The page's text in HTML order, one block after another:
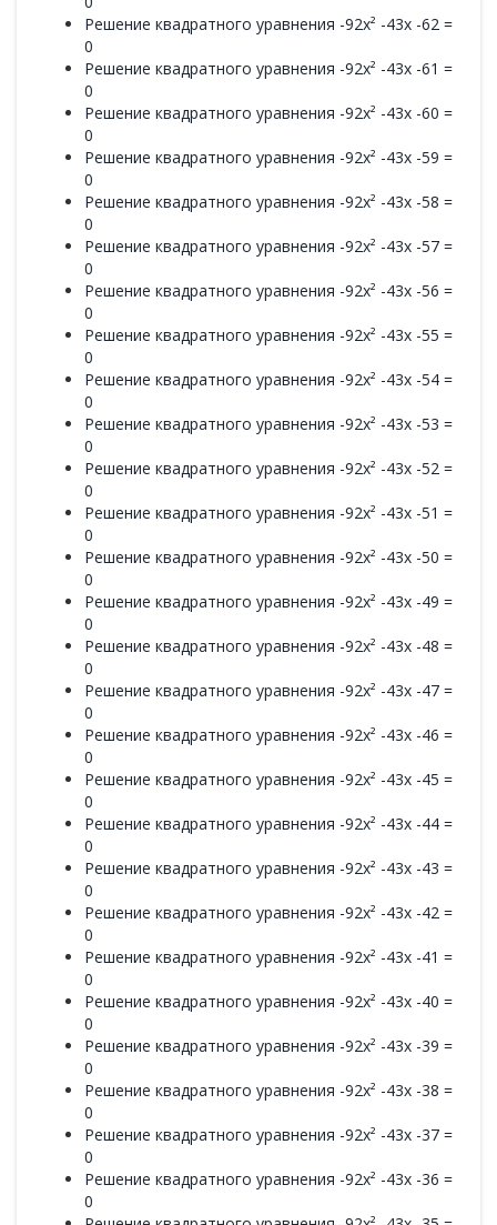
Решение квадратного уравнения -92x² -43x -62 =
0
Решение квадратного уравнения -92x² -43x -61 =
0
Решение квадратного уравнения -92x² -43x -60 =
0
Решение квадратного уравнения -92x² -43x -59 =
0
Решение квадратного уравнения -92x² -43x -58 =
0
Решение квадратного уравнения -92x² -43x -57 =
0
Решение квадратного уравнения -92x² -43x -56 =
0
Решение квадратного уравнения -92x² -43x -55 =
0
Решение квадратного уравнения -92x² -43x -54 =
0
Решение квадратного уравнения -92x² -43x -53 =
0
Решение квадратного уравнения -92x² -43x -52 =
0
Решение квадратного уравнения -92x² -43x -51 =
0
Решение квадратного уравнения -92x² -43x -50 =
0
Решение квадратного уравнения -92x² -43x -49 =
0
Решение квадратного уравнения -92x² -43x -48 =
0
Решение квадратного уравнения -92x² -43x -47 =
0
Решение квадратного уравнения -92x² -43x -46 =
0
Решение квадратного уравнения -92x² -43x -45 =
0
Решение квадратного уравнения -92x² -43x -44 =
0
Решение квадратного уравнения -92x² -43x -43 =
0
Решение квадратного уравнения -92x² -43x -42 =
0
Решение квадратного уравнения -92x² -43x -41 =
0
Решение квадратного уравнения -92x² -43x -40 =
0
Решение квадратного уравнения -92x² -43x -39 =
0
Решение квадратного уравнения -92x² -43x -38 =
0
Решение квадратного уравнения -92x² -43x -37 =
0
Решение квадратного уравнения -92x² -43x -36 =
0